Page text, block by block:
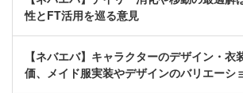
性とFT活用を巡る意見
【ネバエバ】キャラクターのデザイン・衣
価、メイド服実装やデザインのバリエーシ